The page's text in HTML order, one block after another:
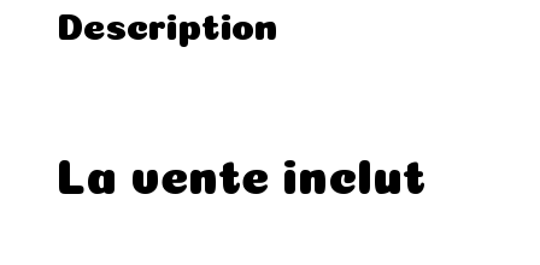
Description
La vente inclut